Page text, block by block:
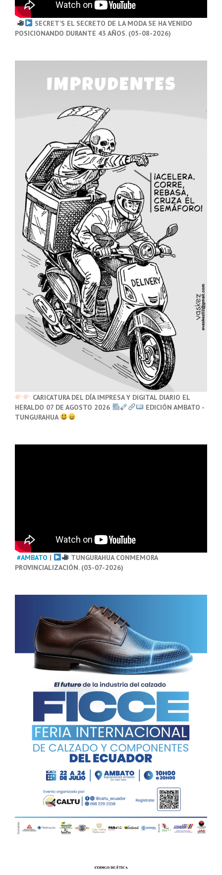
SECRET’S EL SECRETO DE LA MODA SE HA VENIDO
POSICIONANDO DURANTE 43 AÑOS. (05-08-2026)
CARICATURA DEL DÍA IMPRESA Y DIGITAL DIARIO EL
HERALDO 07 DE AGOSTO 2026
EDICIÓN AMBATO -
TUNGURAHUA
#AMBATO |
TUNGURAHUA CONMEMORA
PROVINCIALIZACIÓN. (03-07-2026)